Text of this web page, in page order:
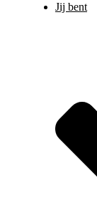
Jij bent